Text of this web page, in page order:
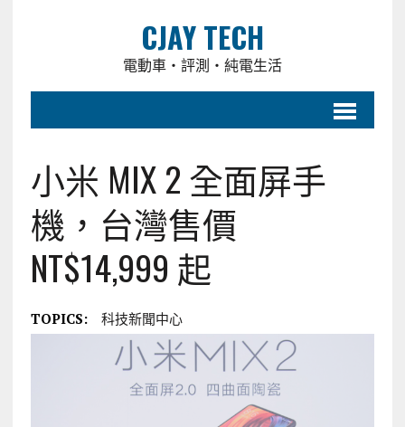
CJAY TECH
電動車・評測・純電生活
小米 MIX 2 全面屏手
機，台灣售價
NT$14,999 起
TOPICS: 科技新聞中心